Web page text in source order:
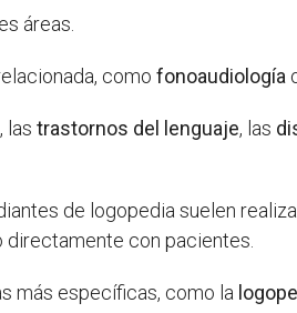
áreas.
comofonoaudiología
, lastrastornos del lenguaje, las
de logopedia suelen
directamente con pacientes.
más específicas, como la